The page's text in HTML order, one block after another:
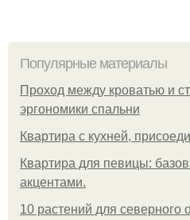
Популярные материалы
Проход между кроватью и
эргономики спальни
Квартира с кухней,
Квартира для певицы:
акцентами.
10 растений для северного